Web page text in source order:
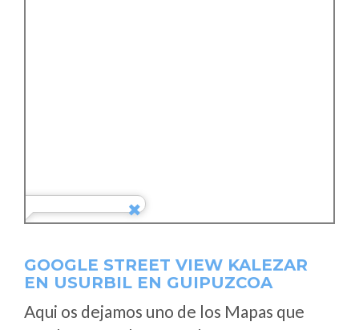
GOOGLE STREET VIEW KALEZAR
EN USURBIL EN GUIPUZCOA
Aqui os dejamos uno de los Mapas que